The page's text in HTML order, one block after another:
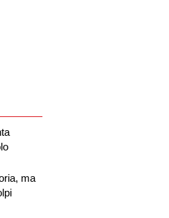
ma